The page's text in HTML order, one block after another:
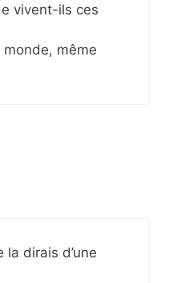
vivent-ils ces
même
dirais d’une